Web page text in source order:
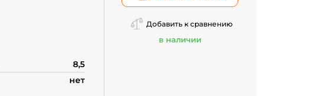
8,5
нет
Добавить к сравнению
в наличии